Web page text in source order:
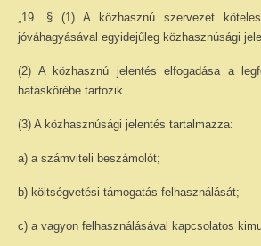
„19. § (1) A közhasznú szervezet
jóváhagyásával egyidejűleg közhasznúsági
(2) A közhasznú jelentés elfogadása a
hatáskörébe tartozik.
(3) A közhasznúsági jelentés tartalmazza:
a) a számviteli beszámolót;
b) költségvetési támogatás felhasználását;
c) a vagyon felhasználásával kapcsolatos